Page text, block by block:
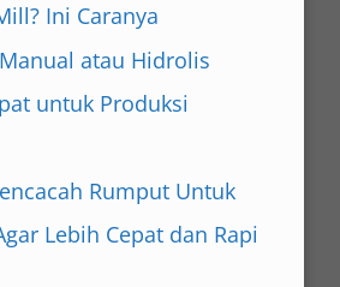
Ini Caranya
atau Hidrolis
untuk Produksi
Rumput Untuk
Lebih Cepat dan Rapi